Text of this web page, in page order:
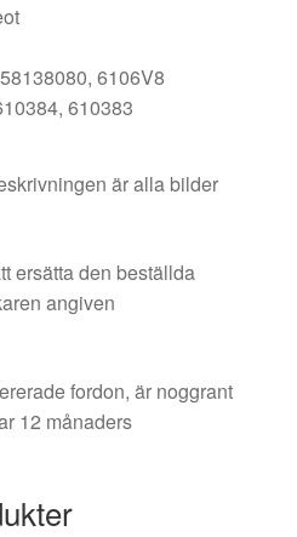
6106V8
610383
är alla bilder
ersätta den beställda
angiven
fordon, är noggrant
12 månaders